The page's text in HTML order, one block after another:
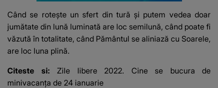
Când se rotește un sfert din tură și putem vedea doar
jumătate din lună luminată are loc semilună, când poate fi
văzută în totalitate, când Pământul se aliniază cu Soarele,
are loc luna plină.
Citeste si: Zile libere 2022. Cine se bucura de
minivacanța de 24 ianuarie